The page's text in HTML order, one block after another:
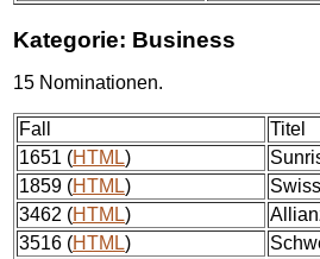
Kategorie: Business
15 Nominationen.
Fall
Titel
1651 (HTML)
1859 (HTML)
3462 (HTML)
3516 (HTML)